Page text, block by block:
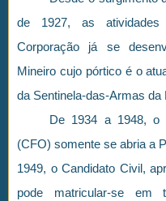
de 1927, as atividades
Corporação já se
Mineiro cujo pórtico é o
da Sentinela-das-Armas
De 1934 a 1948, o
(CFO) somente se abria a
1949, o Candidato Civil,
pode matricular-se em